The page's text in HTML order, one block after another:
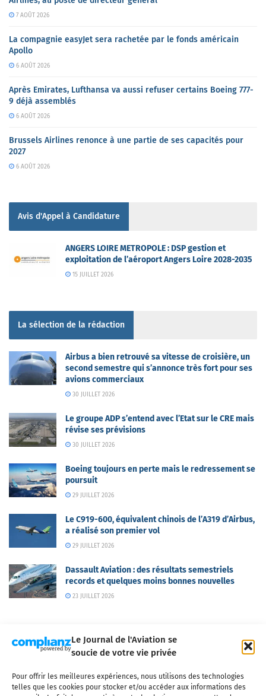
Le Journal de l'Aviation se
soucie de votre vie privée
Pour offrir les meilleures expériences, nous utilisons des technologies
telles que les cookies pour stocker et/ou accéder aux informations des
7 AOÛT 2026
La compagnie easyJet sera rachetée par le fonds américain
Apollo
6 AOÛT 2026
Après Emirates, Lufthansa va aussi refuser certains Boeing 777-
9 déjà assemblés
6 AOÛT 2026
Brussels Airlines renonce à une partie de ses capacités pour
2027
6 AOÛT 2026
Avis d'Appel à Candidature
ANGERS LOIRE METROPOLE : DSP gestion et
exploitation de l’aéroport Angers Loire 2028-2035
15 JUILLET 2026
La sélection de la rédaction
Airbus a bien retrouvé sa vitesse de croisière, un
second semestre qui s’annonce très fort pour ses
avions commerciaux
30 JUILLET 2026
Le groupe ADP s’entend avec l’Etat sur le CRE mais
révise ses prévisions
30 JUILLET 2026
Boeing toujours en perte mais le redressement se
poursuit
29 JUILLET 2026
Le C919-600, équivalent chinois de l’A319 d’Airbus,
a réalisé son premier vol
29 JUILLET 2026
Dassault Aviation : des résultats semestriels
records et quelques moins bonnes nouvelles
23 JUILLET 2026
Qui sommes-nous ? Nous contacter
Partenaires
Mentions légales
CGV Politique de confidentialité Cookies